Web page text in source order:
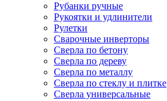
Рубанки ручные
Рукоятки и удлинители
Рулетки
Сварочные инверторы
Сверла по бетону
Сверла по дереву
Сверла по металлу
Сверла по стеклу и плитке
Сверла универсальные